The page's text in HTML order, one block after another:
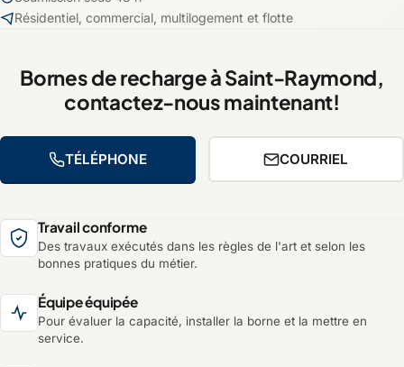
Résidentiel, commercial, multilogement et flotte
Bornes de recharge à Saint-Raymond,
contactez-nous maintenant!
TÉLÉPHONE COURRIEL
Travail conforme
Des travaux exécutés dans les règles de l'art et selon les
bonnes pratiques du métier.
Équipe équipée
Pour évaluer la capacité, installer la borne et la mettre en
service.